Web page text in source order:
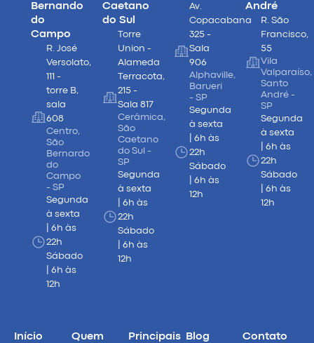
Bernando
do
Campo
R. José
Versolato,
111 -
torre B,
sala
608
Centro,
São
Bernardo
do
Campo
- SP
Segunda
à sexta
| 6h às
22h
Sábado
| 6h às
12h
Caetano
do Sul
Torre
Union -
Alameda
Terracota,
215 -
Sala 817
Cerâmica,
São
Caetano
do Sul -
SP
Segunda
à sexta
| 6h às
22h
Sábado
| 6h às
12h
Av.
Copacabana
325 -
Sala
906
Alphaville,
Barueri
- SP
Segunda
à sexta
| 6h às
22h
Sábado
| 6h às
12h
André
R. São
Francisco,
55
Vila
Valparaíso,
Santo
André -
SP
Segunda
à sexta
| 6h às
22h
Sábado
| 6h às
12h
Início
Quem
Principais
Blog Contato